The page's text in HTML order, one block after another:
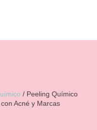
/ Peeling Químico
Acné y Marcas